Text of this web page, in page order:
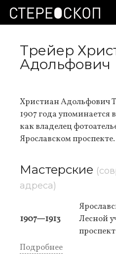
Трейер
Адольфович
Христиан Адольфович
1907 года упоминается
как владелец
Ярославском проспекте.
Мастерские
адреса)
1907—1913
Лесной
Подробнее